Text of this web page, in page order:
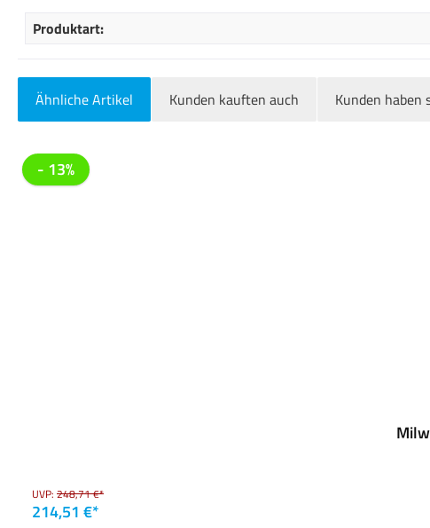
Produktart:
Ähnliche Artikel Kunden kauften auch Kunden haben
Produktgalerie überspringen
- 13%
UVP: 248,71 €*
214,51 €*